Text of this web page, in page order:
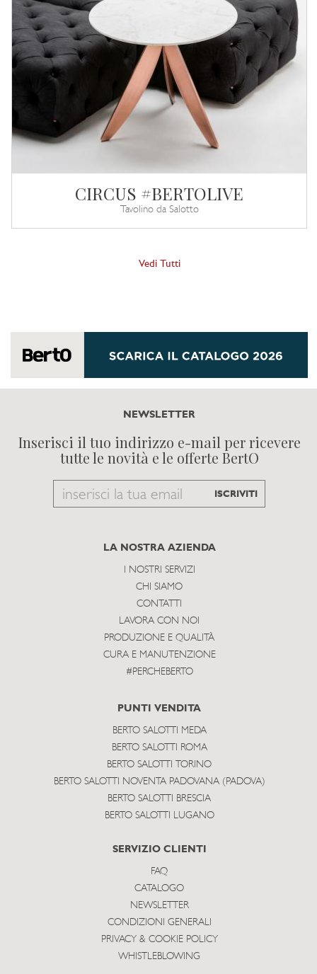
CIRCUS #BERTOLIVE
Tavolino da Salotto
Vedi Tutti
NEWSLETTER
Inserisci il tuo indirizzo e-mail per ricevere
tutte le novità e le offerte BertO
Email
subscribe
ISCRIVITI
LA NOSTRA AZIENDA
I NOSTRI SERVIZI
CHI SIAMO
CONTATTI
LAVORA CON NOI
PRODUZIONE E QUALITÀ
CURA E MANUTENZIONE
#PERCHEBERTO
PUNTI VENDITA
BERTO SALOTTI MEDA
BERTO SALOTTI ROMA
BERTO SALOTTI TORINO
BERTO SALOTTI NOVENTA PADOVANA (PADOVA)
BERTO SALOTTI BRESCIA
BERTO SALOTTI LUGANO
SERVIZIO CLIENTI
FAQ
CATALOGO
NEWSLETTER
CONDIZIONI GENERALI
PRIVACY & COOKIE POLICY
WHISTLEBLOWING